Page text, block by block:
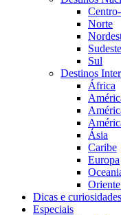
Norte
Sudeste
Sul
Destinos
África
Ásia
Caribe
Europa
Dicas e curiosidades
Especiais